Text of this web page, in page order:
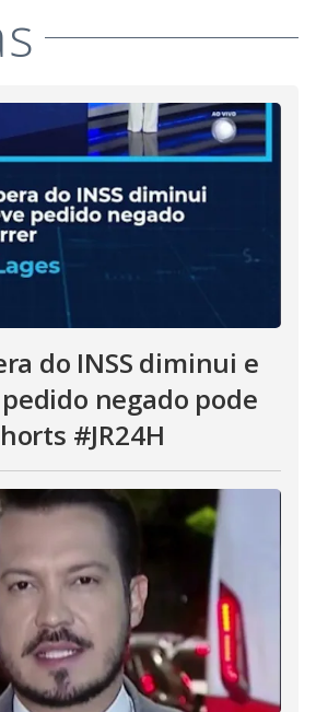
do INSS diminui e
negado pode
#JR24H